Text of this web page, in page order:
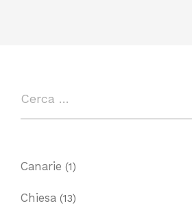
Canarie (1)
Chiesa (13)